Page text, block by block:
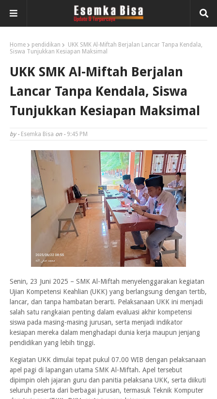
Home pendidikan
UKK SMK Al-Miftah Berjalan Lancar Tanpa Kendala,
Siswa Tunjukkan Kesiapan Maksimal
UKK SMK Al-Miftah Berjalan
Lancar Tanpa Kendala, Siswa
Tunjukkan Kesiapan Maksimal
by - Esemka Bisa on - 9:45 PM
Senin, 23 Juni 2025 – SMK Al-Miftah menyelenggarakan kegiatan
Ujian Kompetensi Keahlian (UKK) yang berlangsung dengan tertib,
lancar, dan tanpa hambatan berarti. Pelaksanaan UKK ini menjadi
salah satu rangkaian penting dalam evaluasi akhir kompetensi
siswa pada masing-masing jurusan, serta menjadi indikator
kesiapan mereka dalam menghadapi dunia kerja maupun jenjang
pendidikan yang lebih tinggi.
Kegiatan UKK dimulai tepat pukul 07.00 WIB dengan pelaksanaan
apel pagi di lapangan utama SMK Al-Miftah. Apel tersebut
dipimpin oleh jajaran guru dan panitia pelaksana UKK, serta diikuti
seluruh peserta dari berbagai jurusan, termasuk Teknik Komputer